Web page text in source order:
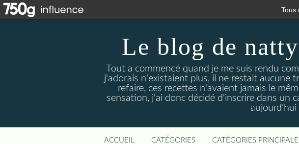
Tous
Le blog de
Tout a commencé quand je me suis rendu
j'adorais n'existaient plus, il ne restait aucune
refaire, ces recettes n'avaient jamais le
sensation, j'ai donc décidé d'inscrire dans un
aujourd'hui
ACCUEIL CATÉGORIES CATÉGORIES